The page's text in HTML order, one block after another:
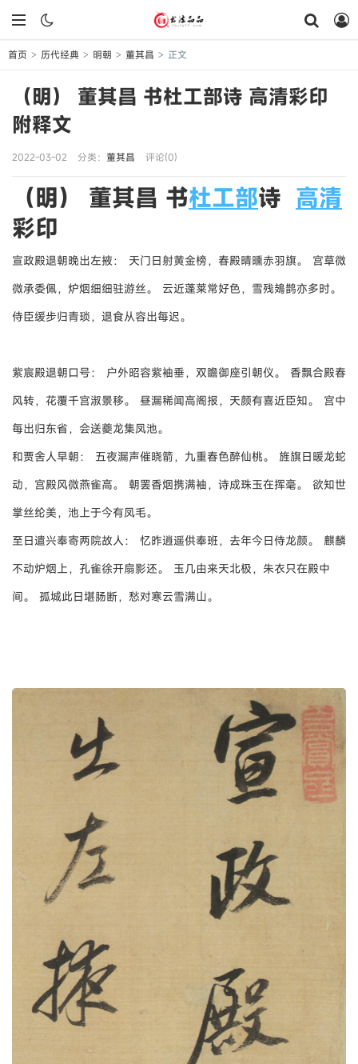
首页 > 历代经典 > 明朝 > 董其昌 > 正文
（明） 董其昌 书杜工部诗 高清彩印
附释文
2022-03-02 分类： 董其昌 评论(0)
（明） 董其昌 书杜工部诗 高清
彩印
宣政殿退朝晚出左掖： 天门日射黄金榜，春殿晴曛赤羽旗。
宫草微
微承委佩，炉烟细细驻游丝。
云近蓬莱常好色，雪残鳷鹊亦多时。
侍臣缓步归青琐，退食从容出每迟。
紫宸殿退朝口号： 户外昭容紫袖垂，双瞻御座引朝仪。
香飘合殿春
风转，花覆千宫淑景移。
昼漏稀闻高阁报，天颜有喜近臣知。
宫中
每出归东省，会送夔龙集凤池。
和贾舍人早朝：
五夜漏声催晓箭，九重春色醉仙桃。
旌旗日暖龙蛇
动，宫殿风微燕雀高。
朝罢香烟携满袖，诗成珠玉在挥毫。
欲知世
掌丝纶美，池上于今有凤毛。
至日遣兴奉寄两院故人：
忆昨逍遥供奉班，去年今日侍龙颜。
麒麟
不动炉烟上，孔雀徐开扇影还。
玉几由来天北极，朱衣只在殿中
间。
孤城此日堪肠断，愁对寒云雪满山。